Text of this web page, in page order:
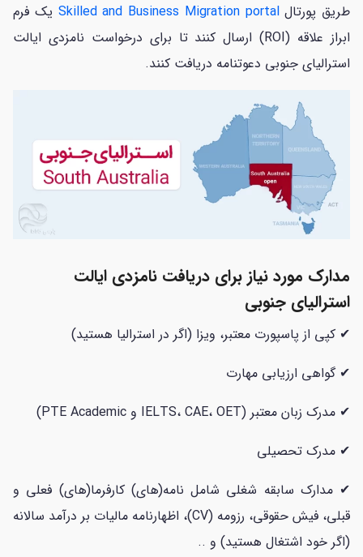
طریق پورتالSkilled and Business Migration portal یک فرم
ابراز علاقه (ROI) ارسال کنند تا برای درخواست نامزدی ایالت
استرالیای جنوبی دعوتنامه دریافت کنند.
مدارک مورد نیاز برای دریافت نامزدی ایالت
استرالیای جنوبی
✔ کپی از پاسپورت معتبر، ویزا (اگر در استرالیا هستید)
✔ گواهی ارزیابی مهارت
✔ مدرک زبان معتبر (IELTS، CAE، OET و PTE Academic)
✔ مدرک تحصیلی
✔ مدارک سابقه شغلی شامل نامه(های) کارفرما(های) فعلی و
قبلی، فیش حقوقی، رزومه (CV)، اظهارنامه مالیات بر درآمد سالانه
(اگر خود اشتغال هستید) و ..